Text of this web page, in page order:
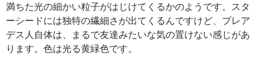
満ちた光の細かい粒子がはじけてくるかのようです。スタ
ーシードには独特の繊細さが出てくるんですけど、プレア
デス人自体は、まるで友達みたいな気の置けない感じがあ
ります。色は光る黄緑色です。